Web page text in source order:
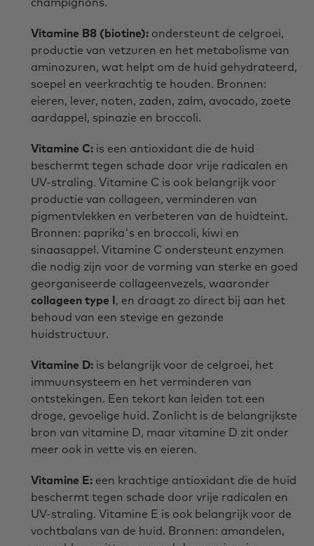
Vitamine B8 (biotine): ondersteunt de celgroei,
productie van vetzuren en het metabolisme van
aminozuren, wat helpt om de huid gehydrateerd,
soepel en veerkrachtig te houden. Bronnen:
eieren, lever, noten, zaden, zalm, avocado, zoete
aardappel, spinazie en broccoli.
Vitamine C: is een antioxidant die de huid
beschermt tegen schade door vrije radicalen en
UV-straling. Vitamine C is ook belangrijk voor
productie van collageen, verminderen van
pigmentvlekken en verbeteren van de huidteint.
Bronnen: paprika's en broccoli, kiwi en
sinaasappel. Vitamine C ondersteunt enzymen
die nodig zijn voor de vorming van sterke en goed
georganiseerde collageenvezels, waaronder
collageen type I, en draagt zo direct bij aan het
behoud van een stevige en gezonde
huidstructuur.
Vitamine D: is belangrijk voor de celgroei, het
immuunsysteem en het verminderen van
ontstekingen. Een tekort kan leiden tot een
droge, gevoelige huid. Zonlicht is de belangrijkste
bron van vitamine D, maar vitamine D zit onder
meer ook in vette vis en eieren.
Vitamine E: een krachtige antioxidant die de huid
beschermt tegen schade door vrije radicalen en
UV-straling. Vitamine E is ook belangrijk voor de
vochtbalans van de huid. Bronnen: amandelen,